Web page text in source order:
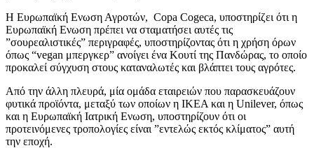
Η Ευρωπαϊκή Ενωση Αγροτών, Copa Cogeca, υποστηρίζει ότι η
Ευρωπαϊκή Ενωση πρέπει να σταματήσει αυτές τις
”σουρεαλιστικές” περιγραφές, υποστηρίζοντας ότι η χρήση όρων
όπως “vegan μπεργκερ” ανοίγει ένα Κουτί της Πανδώρας, το οποίο
προκαλεί σύγχυση στους καταναλωτές και βλάπτει τους αγρότες.
Από την άλλη πλευρά, μία ομάδα εταιρειών που παρασκευάζουν
φυτικά προϊόντα, μεταξύ των οποίων η ΙΚΕΑ και η Unilever, όπως
και η Ευρωπαϊκή Ιατρική Ενωση, υποστηρίζουν ότι οι
προτεινόμενες τροπολογίες είναι ”εντελώς εκτός κλίματος” αυτή
την εποχή.